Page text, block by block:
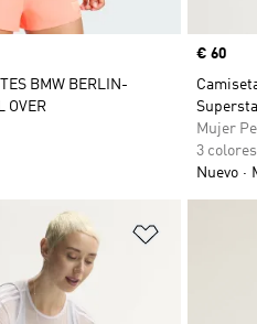
BMW BERLIN-
OVER
Precio
€ 60
Mujer
3 colores
Nuevo
Añadir a la